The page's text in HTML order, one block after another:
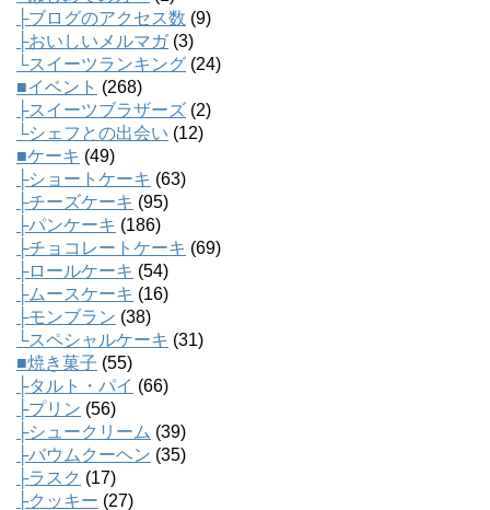
├ブログのアクセス数 (9)
├おいしいメルマガ(3)
└スイーツランキング (24)
■イベント (268)
├スイーツブラザーズ (2)
└シェフとの出会い (12)
■ケーキ (49)
├ショートケーキ (63)
├チーズケーキ (95)
├パンケーキ (186)
├チョコレートケーキ (69)
├ロールケーキ (54)
├ムースケーキ (16)
├モンブラン (38)
└スペシャルケーキ (31)
■焼き菓子 (55)
├タルト・パイ (66)
├プリン (56)
├シュークリーム (39)
├バウムクーヘン (35)
├ラスク (17)
├クッキー (27)